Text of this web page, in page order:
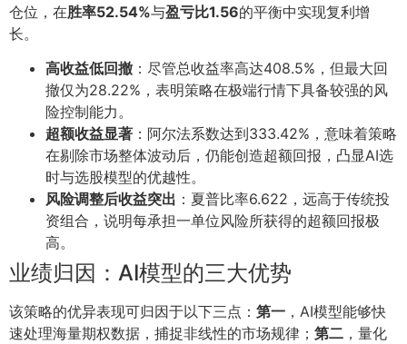
仓位，在胜率52.54%与盈亏比1.56的平衡中实现复利增
长。
高收益低回撤 ：尽管总收益率高达408.5%，但最大回
撤仅为28.22%，表明策略在极端行情下具备较强的风
险控制能力。
超额收益显著 ：阿尔法系数达到333.42%，意味着策略
在剔除市场整体波动后，仍能创造超额回报，凸显AI选
时与选股模型的优越性。
风险调整后收益突出 ：夏普比率6.622，远高于传统投
资组合，说明每承担一单位风险所获得的超额回报极
高。
业绩归因：AI模型的三大优势
该策略的优异表现可归因于以下三点： 第一 ，AI模型能够快
速处理海量期权数据，捕捉非线性的市场规律； 第二 ，量化